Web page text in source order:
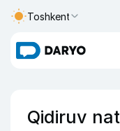
Toshkent
Qidiruv